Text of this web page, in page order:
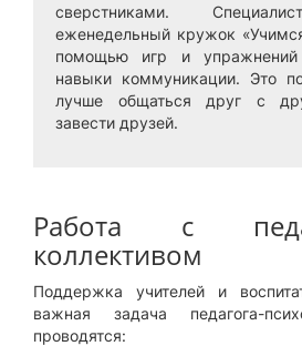
сверстниками.
еженедельный кружок
помощью игр и упражнений
навыки коммуникации. Это
лучше общаться друг с
завести друзей.
Работа с
коллективом
Поддержка учителей и
важная задача педагога-
проводятся: